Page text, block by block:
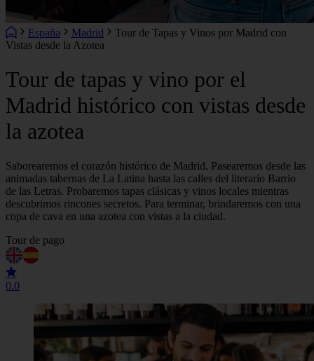
España Madrid
Tour de Tapas y Vinos por Madrid con
Vistas desde la Azotea
Tour de tapas y vino por el
Madrid histórico con vistas desde
la azotea
Saborearemos el corazón histórico de Madrid. Pasearemos desde las
animadas tabernas de La Latina hasta las calles del literario Barrio
de las Letras. Probaremos tapas clásicas y vinos locales mientras
descubrimos rincones secretos. Para terminar, brindaremos con una
copa de cava en una azotea con vistas a la ciudad.
Tour de pago
0.0